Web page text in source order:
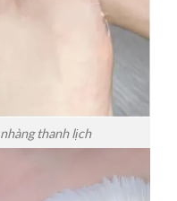
thanh lịch